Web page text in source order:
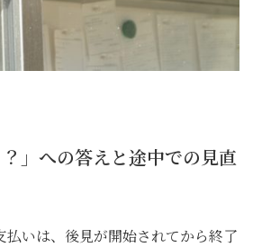
？」への答えと途中での見直
払いは、後見が開始されてから終了